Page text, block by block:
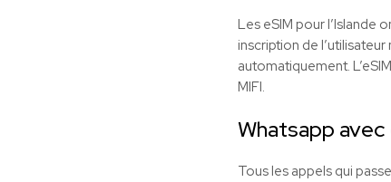
Les eSIM pour l’Islande
inscription de
automatiquement.
MIFI.
Whatsapp
Tous les appels qui